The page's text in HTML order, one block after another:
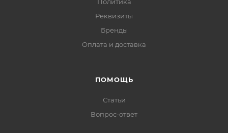
Реквизиты
Бренды
Оплата и доставка
ПОМОЩЬ
Статьи
Вопрос-ответ